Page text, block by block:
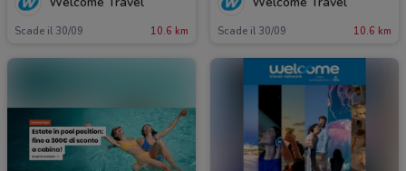
Scade il 30/09 10.6 km Scade il 30/09 10.6 km